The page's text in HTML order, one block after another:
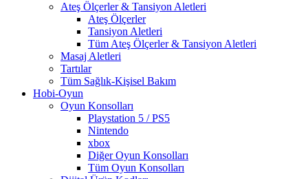
Ateş Ölçerler & Tansiyon Aletleri
Ateş Ölçerler
Tansiyon Aletleri
Tüm Ateş Ölçerler & Tansiyon Aletleri
Masaj Aletleri
Tartılar
Tüm Sağlık-Kişisel Bakım
Hobi-Oyun
Oyun Konsolları
Playstation 5 / PS5
Nintendo
xbox
Diğer Oyun Konsolları
Tüm Oyun Konsolları